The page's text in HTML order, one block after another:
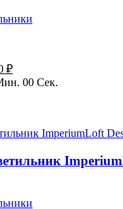
₽Текущая
цена:
00 Сек.